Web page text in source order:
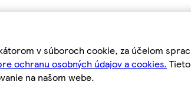
v súboroch cookie, za účelom
ochranu osobných údajov a cookies.
na našom webe.